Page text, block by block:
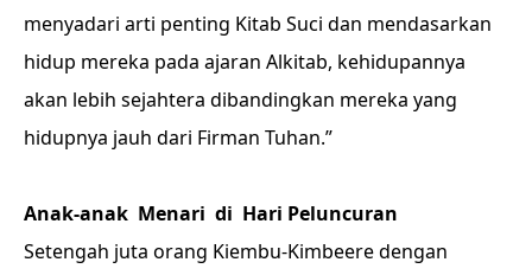
menyadari arti penting Kitab Suci dan mendasarkan
hidup mereka pada ajaran Alkitab, kehidupannya
akan lebih sejahtera dibandingkan mereka yang
hidupnya jauh dari Firman Tuhan.”
Anak-anak Menari di Hari Peluncuran
Setengah juta orang Kiembu-Kimbeere dengan